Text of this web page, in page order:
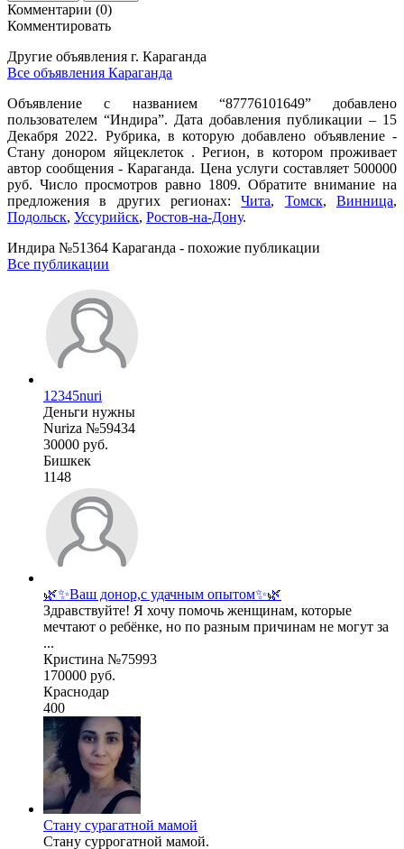
Комментарии (0)
Комментировать
Другие объявления г. Караганда
Все объявления Караганда
Объявление с названием “87776101649” добавлено
пользователем “Индира”. Дата добавления публикации – 15
Декабря 2022. Рубрика, в которую добавлено объявление -
Стану донором яйцеклеток . Регион, в котором проживает
автор сообщения - Караганда. Цена услуги составляет 500000
руб. Число просмотров равно 1809. Обратите внимание на
предложения в других регионах:Чита, Томск,Винница,
Подольск, Уссурийск, Ростов-на-Дону.
Индира №51364 Караганда - похожие публикации
Все публикации
12345nuri
Деньги нужны
Nuriza №59434
30000 руб.
Бишкек
1148
🌿✨Ваш донор,с удачным опытом✨🌿
Здравствуйте! Я хочу помочь женщинам, которые
мечтают о ребёнке, но по разным причинам не могут за
...
Кристина №75993
170000 руб.
Краснодар
400
Стану сурагатной мамой
Стану суррогатной мамой.